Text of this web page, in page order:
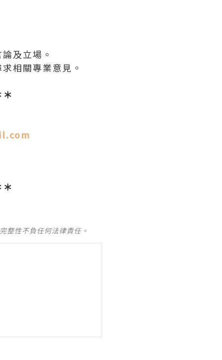
及立場。
相關專業意見。
整性不負任何法律責任。